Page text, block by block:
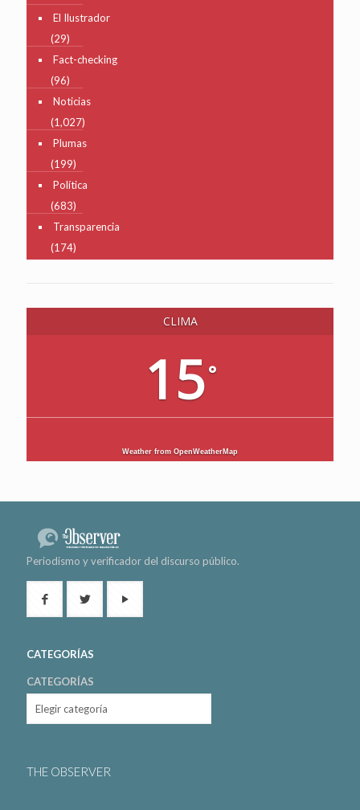
El Ilustrador
(29)
Fact-checking
(96)
Noticias
(1,027)
Plumas
(199)
Política
(683)
Transparencia
(174)
CLIMA
15°
Weather from OpenWeatherMap
Periodismo y verificador del discurso público.
CATEGORÍAS
CATEGORÍAS
THE OBSERVER